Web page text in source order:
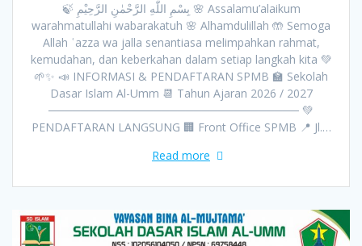
🍃 بِسْمِ اللّٰهِ الرَّحْمٰنِ الرَّحِيْمِ 🌸 Assalamu’alaikum
warahmatullahi wabarakatuh 🌸 Alhamdulillah 🤲 Semoga
Allah ʿazza wa jalla senantiasa melimpahkan rahmat,
kemudahan, dan keberkahan dalam setiap langkah kita 💚
🌱✨ 📣 INFORMASI & PENDAFTARAN SPMB 🏫 Sekolah
Dasar Islam Al-Umm 📆 Tahun Ajaran 2026 / 2027
─────────────────────────────── 💚
PENDAFTARAN LANGSUNG 🏢 Front Office SPMB 📍 Jl.…
Read more